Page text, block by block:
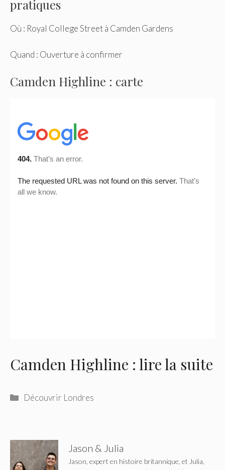
pratiques
Où : Royal College Street à Camden Gardens
Quand : Ouverture à confirmer
Camden Highline : carte
Camden Highline : lire la suite
Catégories
Découvrir Londres
Jason & Julia
Jason, expert en histoire britannique, et Julia,